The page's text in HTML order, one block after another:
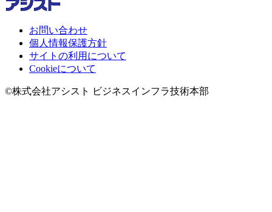
お問い合わせ
個人情報保護方針
サイトの利用について
Cookieについて
©株式会社アシスト ビジネスインフラ技術本部